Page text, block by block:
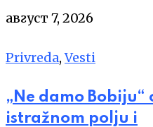
август 7, 2026
Privreda,Vesti
„Ne damo
istražnom polju i